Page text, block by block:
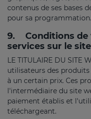
contenus de ses bases
pour sa programmation.
9.
Conditions
services sur le
LE TITULAIRE DU SITE
utilisateurs des
à un certain prix. Ces
l'intermédiaire du site
paiement établis et
téléchargeant.